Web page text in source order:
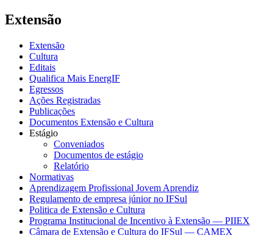
Extensão
Extensão
Cultura
Editais
Qualifica Mais EnergIF
Egressos
Ações Registradas
Publicações
Documentos Extensão e Cultura
Estágio
Conveniados
Documentos de estágio
Relatório
Normativas
Aprendizagem Profissional Jovem Aprendiz
Regulamento de empresa júnior no IFSul
Politica de Extensão e Cultura
Programa Institucional de Incentivo à Extensão — PIIEX
Câmara de Extensão e Cultura do IFSul — CAMEX